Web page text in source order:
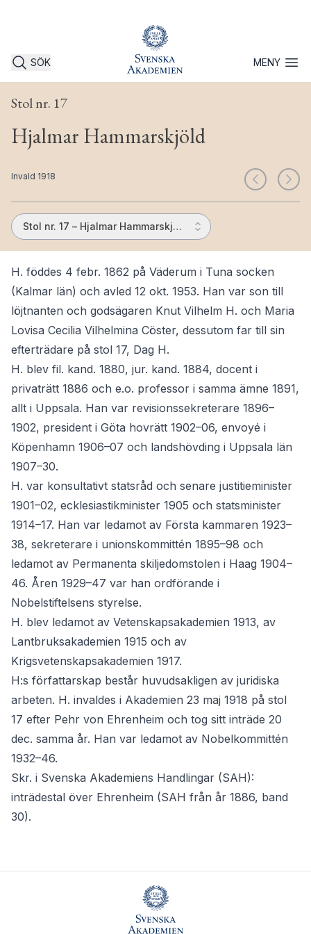
SÖK MENYÖppna
Stol nr. 17
Hjalmar Hammarskjöld
Invald 1918
Stol nr. 17 – Hjalmar Hammarskjöld
H. föddes 4 febr. 1862 på Väderum i Tuna socken
(Kalmar län) och avled 12 okt. 1953. Han var son till
löjtnanten och godsägaren Knut Vilhelm H. och Maria
Lovisa Cecilia Vilhelmina Cöster, dessutom far till sin
efterträdare på stol 17, Dag H.
H. blev fil. kand. 1880, jur. kand. 1884, docent i
privaträtt 1886 och e.o. professor i samma ämne 1891,
allt i Uppsala. Han var revisionssekreterare 1896–
1902, president i Göta hovrätt 1902–06, envoyé i
Köpenhamn 1906–07 och landshövding i Uppsala län
1907–30.
H. var konsultativt statsråd och senare justitieminister
1901–02, ecklesiastikminister 1905 och statsminister
1914–17. Han var ledamot av Första kammaren 1923–
38, sekreterare i unionskommittén 1895–98 och
ledamot av Permanenta skiljedomstolen i Haag 1904–
46. Åren 1929–47 var han ordförande i
Nobelstiftelsens styrelse.
H. blev ledamot av Vetenskapsakademien 1913, av
Lantbruksakademien 1915 och av
Krigsvetenskapsakademien 1917.
H:s författarskap består huvudsakligen av juridiska
arbeten. H. invaldes i Akademien 23 maj 1918 på stol
17 efter Pehr von Ehrenheim och tog sitt inträde 20
dec. samma år. Han var ledamot av Nobelkommittén
1932–46.
Skr. i Svenska Akademiens Handlingar (SAH):
inträdestal över Ehrenheim (SAH från år 1886, band
30).